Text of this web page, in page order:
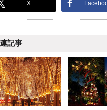
1
X
記事